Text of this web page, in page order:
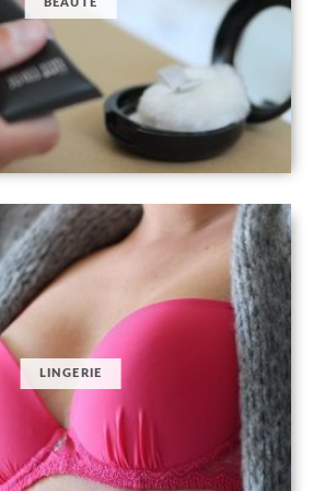
BEAUTÉ
LINGERIE